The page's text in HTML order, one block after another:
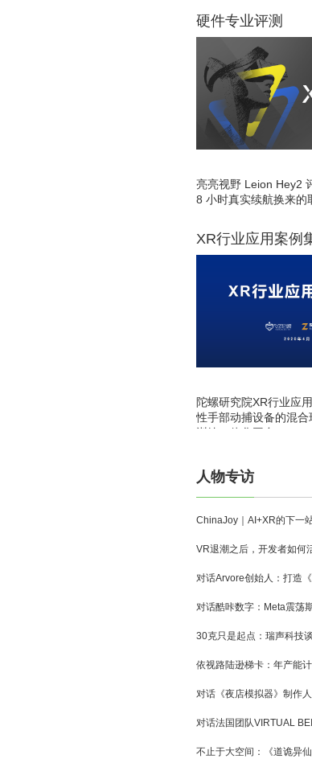
硬件专业评测
亮亮视野 Leion Hey2
8 小时真实续航换来的
XR行业应用案例
陀螺研究院XR行业应
性手部动捕设备的混
训练一体化平台
人物专访